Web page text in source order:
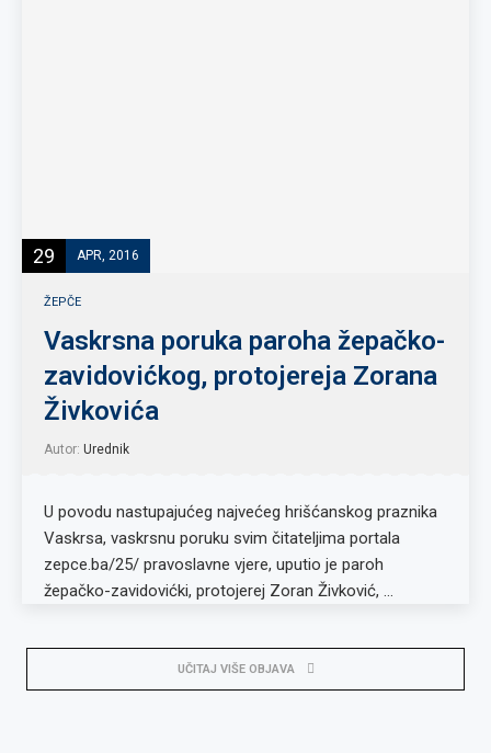
29 APR, 2016
ŽEPČE
Vaskrsna poruka paroha žepačko-
zavidovićkog, protojereja Zorana
Živkovića
Autor: Urednik
U povodu nastupajućeg najvećeg hrišćanskog praznika
Vaskrsa, vaskrsnu poruku svim čitateljima portala
zepce.ba/25/ pravoslavne vjere, uputio je paroh
žepačko-zavidovićki, protojerej Zoran Živković, …
UČITAJ VIŠE OBJAVA